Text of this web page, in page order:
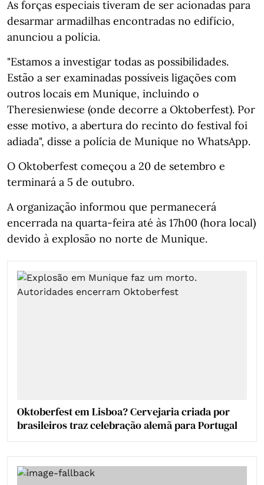
As forças especiais tiveram de ser acionadas para
desarmar armadilhas encontradas no edifício,
anunciou a polícia.
"Estamos a investigar todas as possibilidades.
Estão a ser examinadas possíveis ligações com
outros locais em Munique, incluindo o
Theresienwiese (onde decorre a Oktoberfest). Por
esse motivo, a abertura do recinto do festival foi
adiada", disse a polícia de Munique no WhatsApp.
O Oktoberfest começou a 20 de setembro e
terminará a 5 de outubro.
A organização informou que permanecerá
encerrada na quarta-feira até às 17h00 (hora local)
devido à explosão no norte de Munique.
Oktoberfest em Lisboa? Cervejaria criada por
brasileiros traz celebração alemã para Portugal